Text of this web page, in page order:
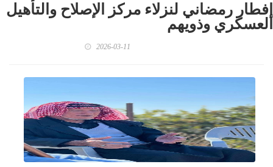
إفطار رمضاني لنزلاء مركز الإصلاح والتأهيل
العسكري وذويهم
2026-03-11